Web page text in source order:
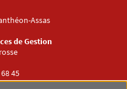
Assas
de Gestion
45